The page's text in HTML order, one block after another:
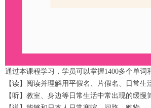
通过本课程学习，学员可以掌握1400多个单词
【读】阅读并理解用平假名、片假名、日常
【听】教室、身边等日常生活中常出现的缓